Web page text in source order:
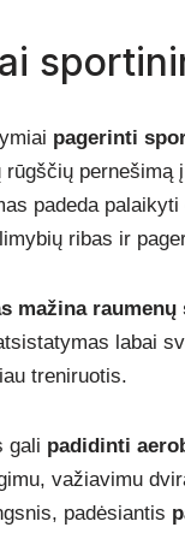
pagerinti
rūgščių
padeda
ribas ir
mažina raumenų
labai
treniruotis.
gali padidinti
važiavimu
padėsiantis